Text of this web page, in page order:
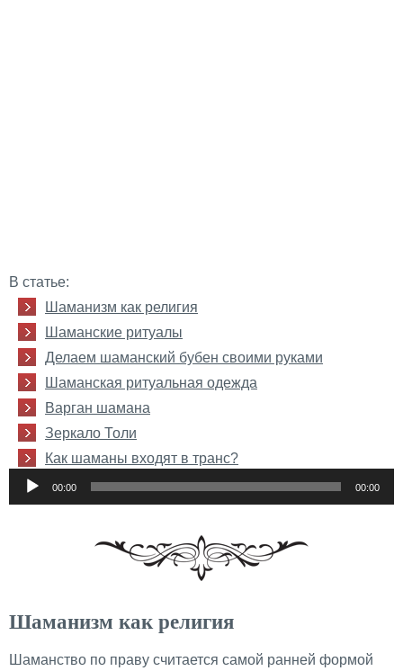
В статье:
Шаманизм как религия
Шаманские ритуалы
Делаем шаманский бубен своими руками
Шаманская ритуальная одежда
Варган шамана
Зеркало Толи
Как шаманы входят в транс?
Аудиоплеер
00:00 00:00
Шаманизм как религия
Шаманство по праву считается самой ранней формой